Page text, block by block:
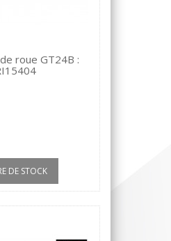
roue GT24B :
DE STOCK